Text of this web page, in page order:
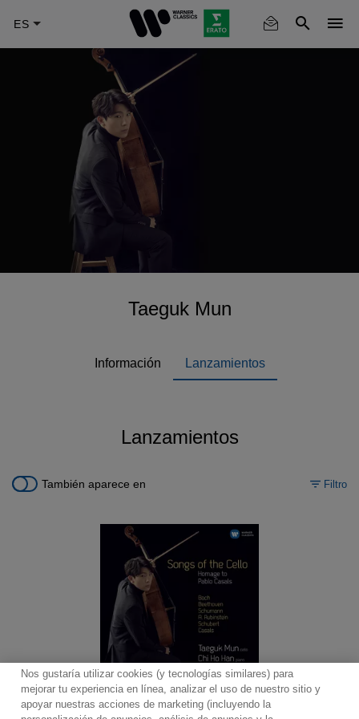
main
Taeguk Mun
Información Lanzamientos
Lanzamientos
También aparece en Filtro
Nos gustaría utilizar cookies (y tecnologías similares) para
mejorar tu experiencia en línea, analizar el uso de nuestro sitio y
apoyar nuestras acciones de marketing (incluyendo la